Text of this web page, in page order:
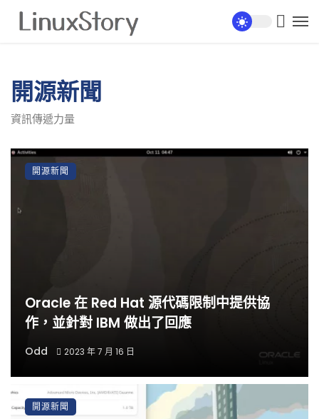
開源新聞
資訊傳遞力量
Oracle 在 Red Hat 源代碼限制中提供協
作，並針對 IBM 做出了回應
Odd 2023 年 7 月 16 日
開源新聞
開源新聞